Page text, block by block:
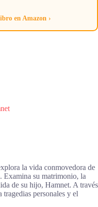
en Amazon ›
la vida conmovedora de
Examina su matrimonio, la
de su hijo, Hamnet. A través
personales y el